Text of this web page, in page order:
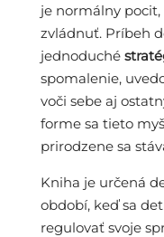
je normálny
zvládnuť. Príbeh
jednoduché
spomalenie,
voči sebe aj
forme sa tieto
prirodzene sa
Kniha je určená
období, keď sa
regulovať svoje